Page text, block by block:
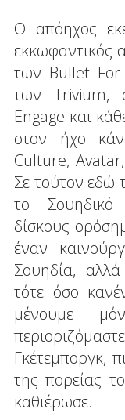
Ο απόηχος
εκκωφαντικός
των Bullet For
των Trivium,
Engage και
στον ήχο
Culture,
Σε τούτον εδώ
το
δίσκους
έναν
Σουηδία,
τότε όσο
μένουμε
Γκέτεμποργκ,
της πορείας
καθιέρωσε.